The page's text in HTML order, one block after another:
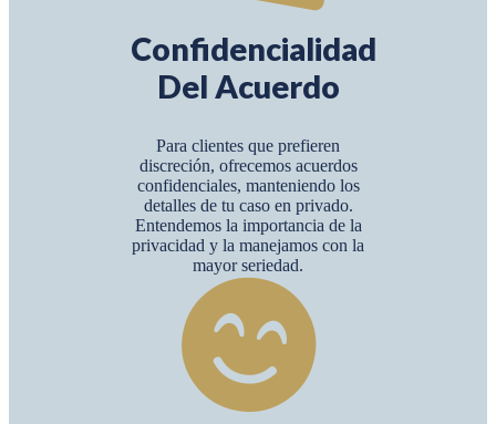
Confidencialidad
Del Acuerdo
Para clientes que prefieren
discreción, ofrecemos acuerdos
confidenciales, manteniendo los
detalles de tu caso en privado.
Entendemos la importancia de la
privacidad y la manejamos con la
mayor seriedad.